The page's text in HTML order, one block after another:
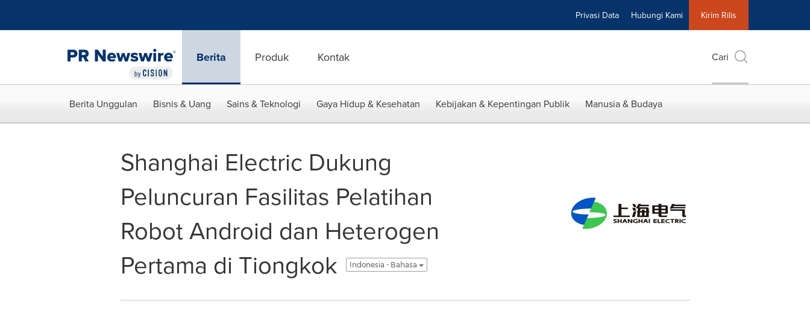
Privasi Data Hubungi Kami Kirim Rilis
Berita Produk Kontak Cari
Berita Unggulan Bisnis & Uang Sains & Teknologi Gaya Hidup & Kesehatan Kebijakan & Kepentingan Publik Manusia & Budaya
Shanghai Electric Dukung
Peluncuran Fasilitas Pelatihan
Robot Android dan Heterogen
Pertama di Tiongkok
Indonesia - Bahasa